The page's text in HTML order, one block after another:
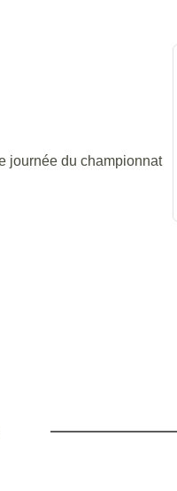
journée du championnat